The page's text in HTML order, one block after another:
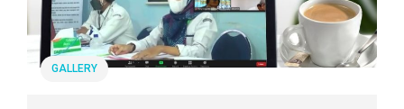
GALLERY